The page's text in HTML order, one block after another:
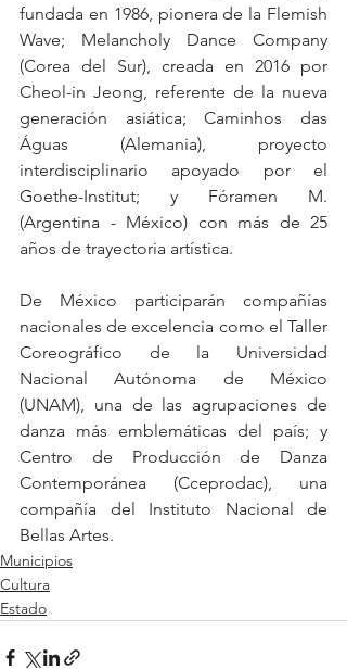
fundada en 1986, pionera de la Flemish
Wave; Melancholy Dance Company
(Corea del Sur), creada en 2016 por
Cheol-in Jeong, referente de la nueva
generación asiática; Caminhos das
Águas (Alemania), proyecto
interdisciplinario apoyado por el
Goethe-Institut; y Fóramen M.
(Argentina - México) con más de 25
años de trayectoria artística.
De México participarán compañías
nacionales de excelencia como el Taller
Coreográfico de la Universidad
Nacional Autónoma de México
(UNAM), una de las agrupaciones de
danza más emblemáticas del país; y
Centro de Producción de Danza
Contemporánea (Cceprodac), una
compañía del Instituto Nacional de
Bellas Artes.
Municipios
Cultura
Estado